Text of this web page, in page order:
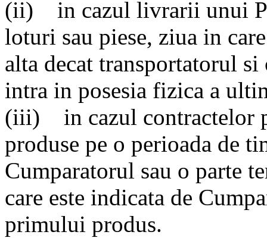
(ii) in cazul livrarii unui
loturi sau piese, ziua in
alta decat transportatorul si
intra in posesia fizica a
(iii) in cazul contractelor
produse pe o perioada de
Cumparatorul sau o parte
care este indicata de
primului produs.